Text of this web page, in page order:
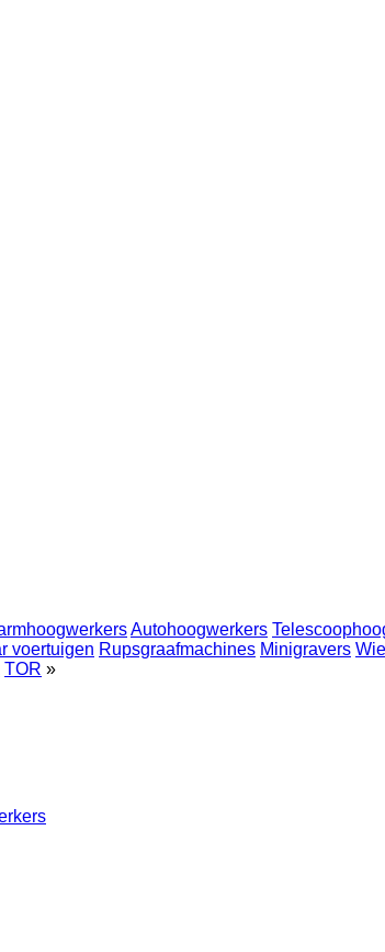
Autohoogwerkers
voertuigen Rupsgraafmachines Minigravers
TOR »